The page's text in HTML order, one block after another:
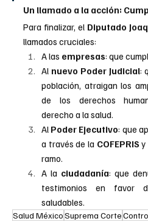
Un llamado a la acción:
Para finalizar, el Diputado
llamados cruciales:
A las empresas: que
Al nuevo Poder Judicial:
población, atraigan los
de los derechos
derecho a la salud.
Al Poder Ejecutivo: que
a través de la COFEPRIS y
ramo.
A la ciudadanía: que
testimonios en favor
saludables.
Salud MéxicoSuprema Corte